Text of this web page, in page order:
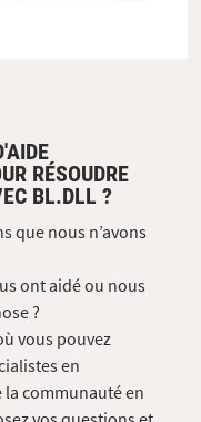
RÉSOUDRE
BL.DLL ?
que nous n’avons
ont aidé ou nous
?
vous pouvez
en
communauté en